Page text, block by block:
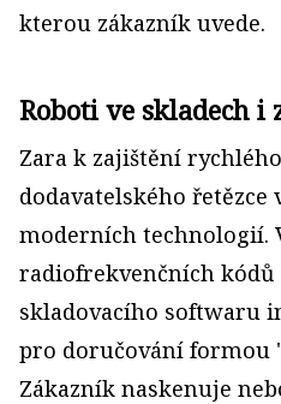
kterou zákazník uvede.
Roboti ve skladech i
Zara k zajištění
dodavatelského řetězce
moderních technologií.
radiofrekvenčních kódů
skladovacího softwaru
pro doručování formou
Zákazník naskenuje